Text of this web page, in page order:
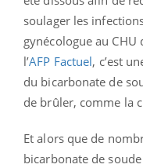
soulager les
gynécologue au
l’AFP Factuel, c’est
du bicarbonate de
de brûler, comme la
Et alors que de
bicarbonate de